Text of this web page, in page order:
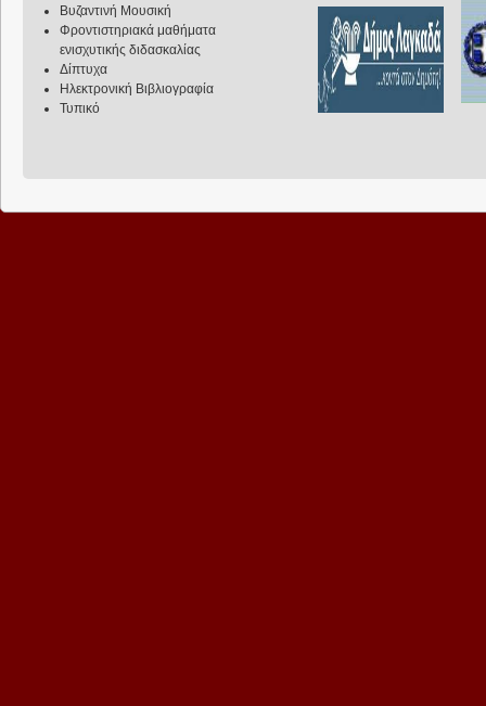
Βυζαντινή Μουσική
Φροντιστηριακά μαθήματα
ενισχυτικής διδασκαλίας
Δίπτυχα
Ηλεκτρονική Βιβλιογραφία
Τυπικό